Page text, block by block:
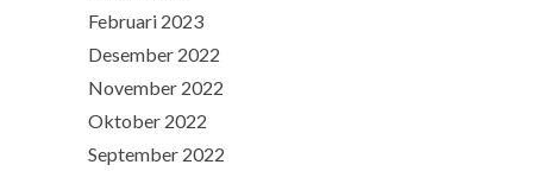
Februari 2023
Desember 2022
November 2022
Oktober 2022
September 2022